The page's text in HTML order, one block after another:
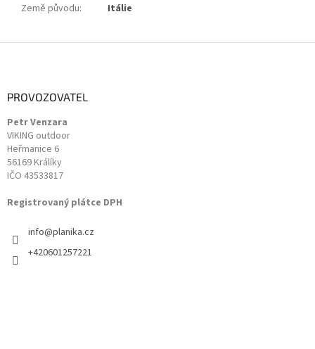
Země původu: Itálie
PROVOZOVATEL
Petr Venzara
VIKING outdoor
Heřmanice 6
56169 Králíky
IČO 43533817
Registrovaný plátce DPH
info@planika.cz
+420601257221